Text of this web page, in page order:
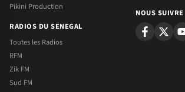
Pikini Production
RADIOS DU SENEGAL
Toutes les Radios
RFM
Zik FM
Sud FM
NOUS SUIVRE